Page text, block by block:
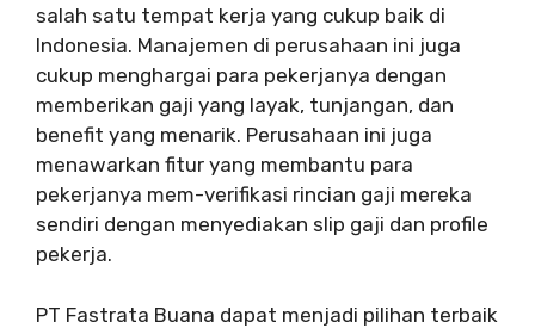
salah satu tempat kerja yang cukup baik di
Indonesia. Manajemen di perusahaan ini juga
cukup menghargai para pekerjanya dengan
memberikan gaji yang layak, tunjangan, dan
benefit yang menarik. Perusahaan ini juga
menawarkan fitur yang membantu para
pekerjanya mem-verifikasi rincian gaji mereka
sendiri dengan menyediakan slip gaji dan profile
pekerja.
PT Fastrata Buana dapat menjadi pilihan terbaik